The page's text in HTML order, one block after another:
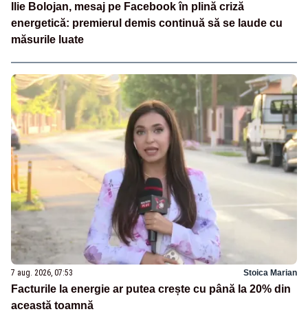
Ilie Bolojan, mesaj pe Facebook în plină criză
energetică: premierul demis continuă să se laude cu
măsurile luate
7 aug. 2026, 07:53 Stoica Marian
Facturile la energie ar putea crește cu până la 20% din
această toamnă